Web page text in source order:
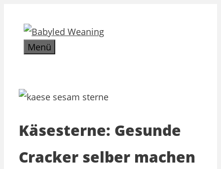
Inhalt
springenMenü
Käsesterne: Gesunde
Cracker selber machen